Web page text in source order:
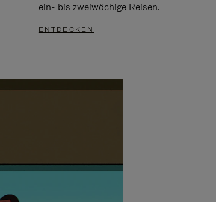
ein- bis zweiwöchige Reisen.
ENTDECKEN